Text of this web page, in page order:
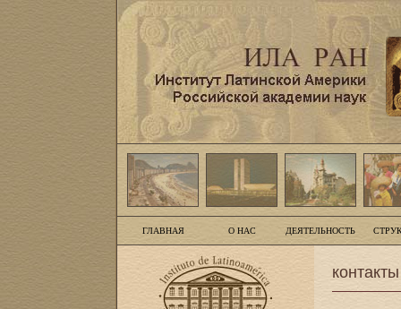
ГЛАВНАЯ О НАС ДЕЯТЕЛЬНОСТЬ
контакты